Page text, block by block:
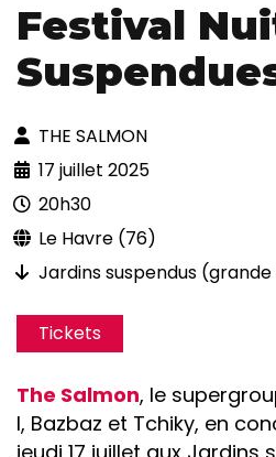
Festival
THE SALMON
17 juillet 2025
20h30
Le Havre (76)
Jardins suspendus
Tickets
The Salmon, le
I, Bazbaz et Tchiky, en